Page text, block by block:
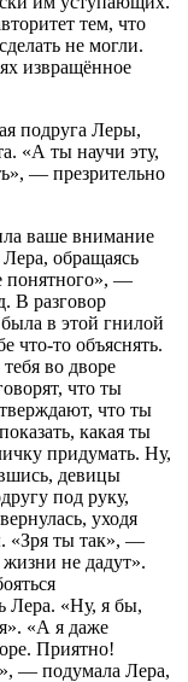
тем, что
не могли.
извращëнное
подруга Леры,
«А ты научи эту,
— презрительно
ваше внимание
обращаясь
понятного», —
В разговор
в этой гнилой
что-то объяснять.
во дворе
что ты
что ты
какая ты
придумать. Ну,
девицы
под руку,
уходя
«Зря ты так», —
не дадут».
Лера. «Ну, я бы,
«А я даже
Приятно!
— подумала Лера,